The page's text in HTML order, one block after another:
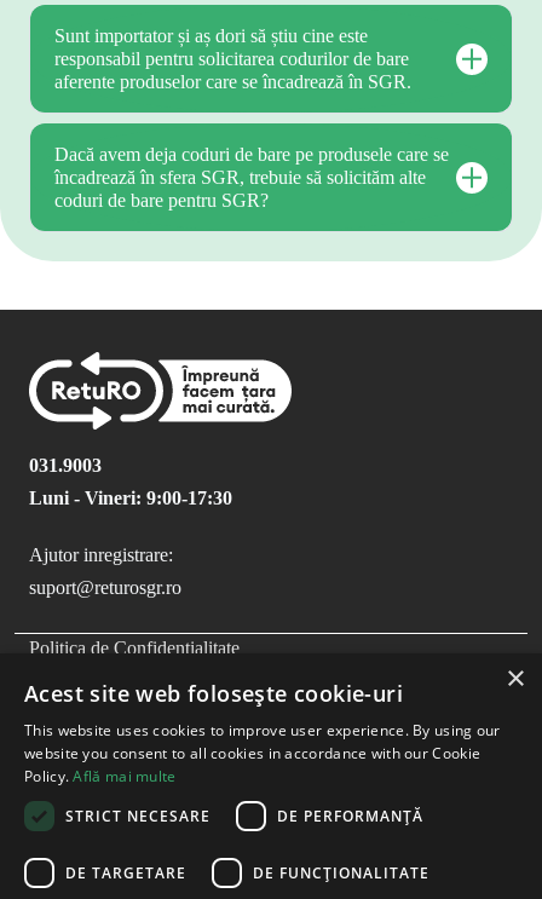
Sunt importator și aș dori să știu cine este
responsabil pentru solicitarea codurilor de bare
aferente produselor care se încadrează în SGR.
Dacă avem deja coduri de bare pe produsele care se
încadrează în sfera SGR, trebuie să solicităm alte
coduri de bare pentru SGR?
031.9003
Luni - Vineri: 9:00-17:30
Ajutor inregistrare:
suport@returosgr.ro
FOOTER MENU
Politica de Confidentialitate
Compliance
Termeni si Conditii
×
Acest site web folosește cookie-uri
This website uses cookies to improve user experience. By using our
website you consent to all cookies in accordance with our Cookie
Policy.Află mai multe
STRICT NECESARE
DE PERFORMANȚĂ
DE TARGETARE DE FUNCŢIONALITATE